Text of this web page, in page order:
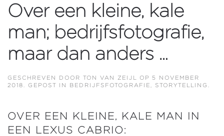
Over een kleine, kale
man; bedrijfsfotografie,
maar dan anders …
GESCHREVEN DOOR TON VAN ZEIJL OP 5 NOVEMBER
2018
. GEPOST IN BEDRIJFSFOTOGRAFIE STORYTELLING
OVER EEN KLEINE, KALE MAN IN
EEN LEXUS CABRIO: